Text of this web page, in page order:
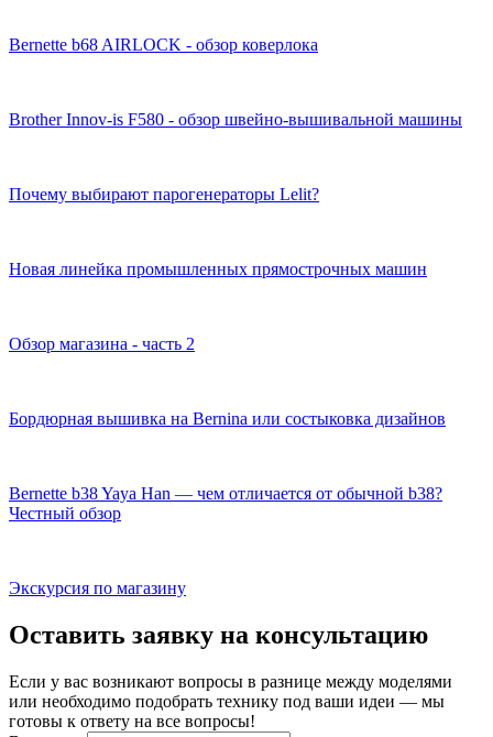
Bernette b68 AIRLOCK - обзор коверлока
Brother Innov-is F580 - обзор швейно-вышивальной машины
Почему выбирают парогенераторы Lelit?
Новая линейка промышленных прямострочных машин
Обзор магазина - часть 2
Бордюрная вышивка на Bernina или состыковка дизайнов
Bernette b38 Yaya Han — чем отличается от обычной b38?
Честный обзор
Экскурсия по магазину
Оставить заявку на консультацию
Если у вас возникают вопросы в разнице между моделями
или необходимо подобрать технику под ваши идеи — мы
готовы к ответу на все вопросы!